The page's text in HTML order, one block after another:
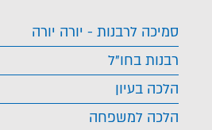
סמיכה לרבנות - יורה יורה
רבנות בחו"ל
הלכה בעיון
הלכה למשפחה